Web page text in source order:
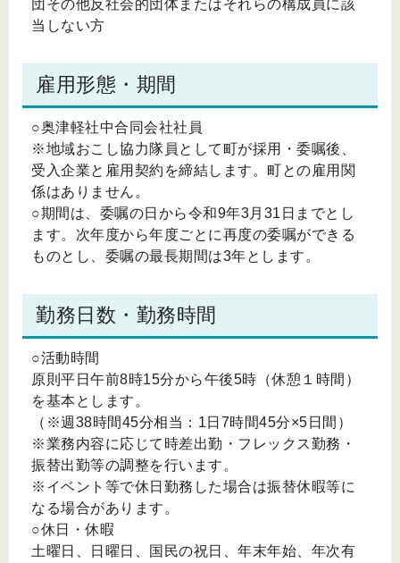
団その他反社会的団体またはそれらの構成員に該
当しない方
雇用形態・期間
○奥津軽社中合同会社社員
※地域おこし協力隊員として町が採用・委嘱後、
受入企業と雇用契約を締結します。町との雇用関
係はありません。
○期間は、委嘱の日から令和9年3月31日までとし
ます。次年度から年度ごとに再度の委嘱ができる
ものとし、委嘱の最長期間は3年とします。
勤務日数・勤務時間
○活動時間
原則平日午前8時15分から午後5時（休憩１時間）
を基本とします。
（※週38時間45分相当：1日7時間45分×5日間）
※業務内容に応じて時差出勤・フレックス勤務・
振替出勤等の調整を行います。
※イベント等で休日勤務した場合は振替休暇等に
なる場合があります。
○休日・休暇
土曜日、日曜日、国民の祝日、年末年始、年次有